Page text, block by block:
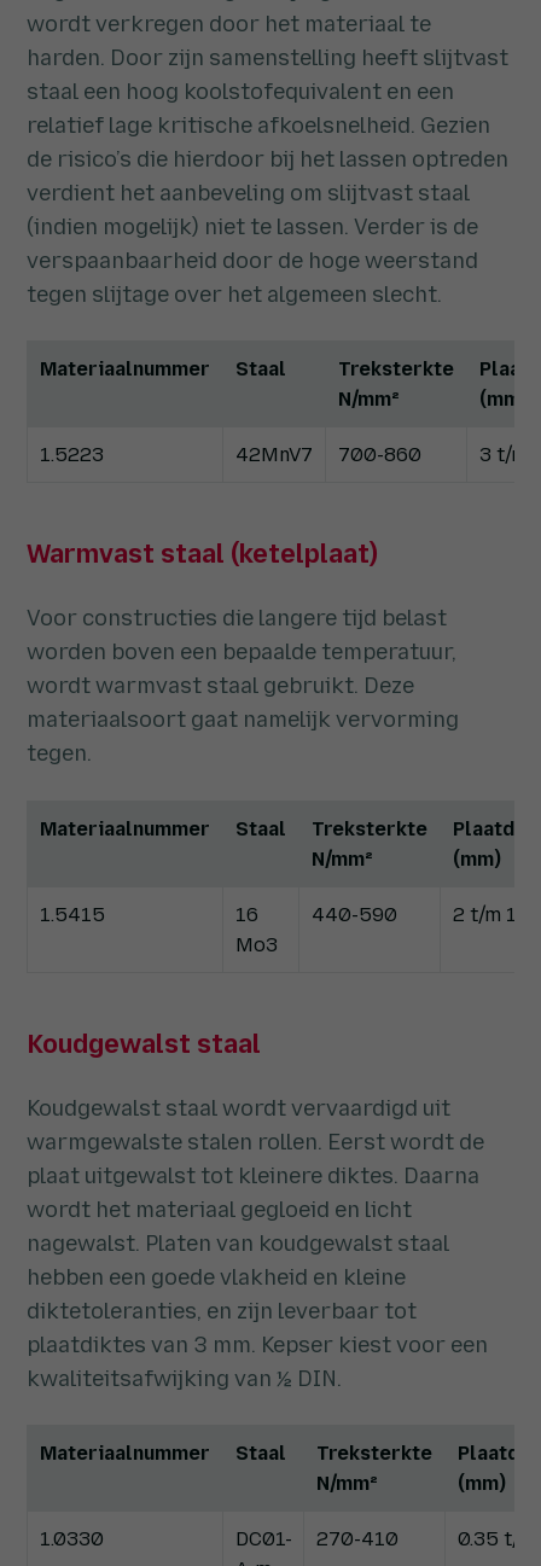
wordt verkregen door het materiaal te
harden. Door zijn samenstelling heeft slijtvast
staal een hoog koolstofequivalent en een
relatief lage kritische afkoelsnelheid. Gezien
de risico’s die hierdoor bij het lassen optreden
verdient het aanbeveling om slijtvast staal
(indien mogelijk) niet te lassen. Verder is de
verspaanbaarheid door de hoge weerstand
tegen slijtage over het algemeen slecht.
Materiaalnummer Staal
Treksterkte
N/mm²
(mm)
1.5223 42MnV7 700-860 3 t/m
Warmvast staal (ketelplaat)
Voor constructies die langere tijd belast
worden boven een bepaalde temperatuur,
wordt warmvast staal gebruikt. Deze
materiaalsoort gaat namelijk vervorming
tegen.
Materiaalnummer Staal
Treksterkte
N/mm²
(mm)
1.5415
16
Mo3
440-590 2 t/m 16
Koudgewalst staal
Koudgewalst staal wordt vervaardigd uit
warmgewalste stalen rollen. Eerst wordt de
plaat uitgewalst tot kleinere diktes. Daarna
wordt het materiaal gegloeid en licht
nagewalst. Platen van koudgewalst staal
hebben een goede vlakheid en kleine
diktetoleranties, en zijn leverbaar tot
plaatdiktes van 3 mm. Kepser kiest voor een
kwaliteitsafwijking van ½ DIN.
Materiaalnummer Staal
Treksterkte
N/mm²
(mm)
1.0330
DC01-
270-410 0.35 t/m